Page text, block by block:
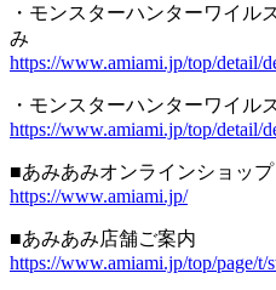
・モンスターハンターワイル
み
https://www.amiami.jp/top/detail/
・モンスターハンターワイル
https://www.amiami.jp/top/detail/
■あみあみオンラインショップ
https://www.amiami.jp/
■あみあみ店舗ご案内
https://www.amiami.jp/top/page/t/